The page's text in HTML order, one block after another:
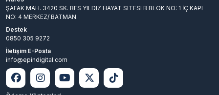
ŞAFAK MAH. 3420 SK. BES YILDIZ HAYAT SITESI B BLOK NO: 1 İÇ KAPI
NO: 4 MERKEZ/ BATMAN
Destek
0850 305 9272
İletişim E-Posta
info@epindigital.com